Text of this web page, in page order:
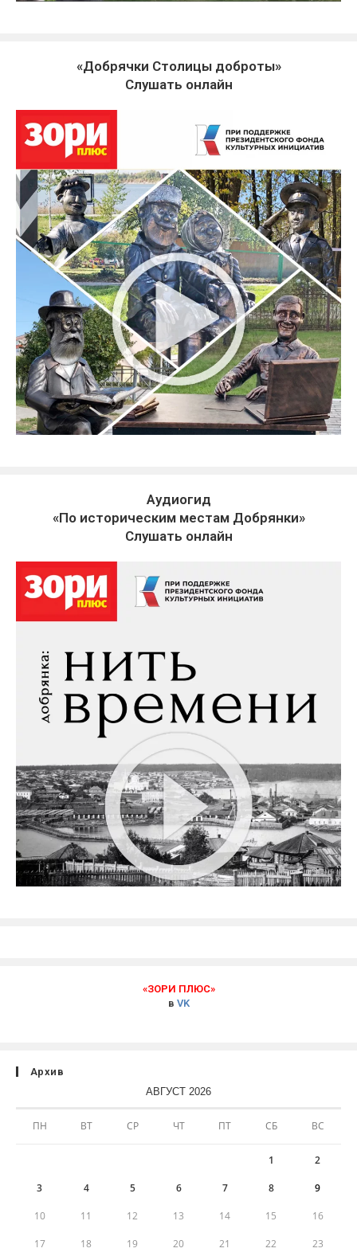
«Добрячки Столицы доброты»
Слушать онлайн
Аудиогид
«По историческим местам Добрянки»
Слушать онлайн
«ЗОРИ ПЛЮС»
в VK
Архив
АВГУСТ 2026
ПН ВТ СР ЧТ ПТ СБ ВС
1 2
3 4 5 6 7 8 9
10 11 12 13 14 15 16
17 18 19 20 21 22 23